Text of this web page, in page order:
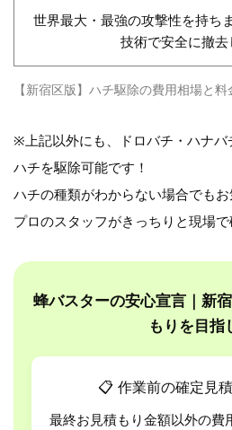
世界最大・最強の攻撃性を持ち
技術で安全に撤去
【新宿区版】ハチ駆除の費用相場と
※上記以外にも、ドロバチ・ハナバ
ハチを駆除可能です！
ハチの種類がわからない場合でもお
プロのスタッフがきっちりと現場で
蜂バスターの安心宣言｜新
もりを目指
📋 作業前の確定見
最終お見積もり金額以外の費